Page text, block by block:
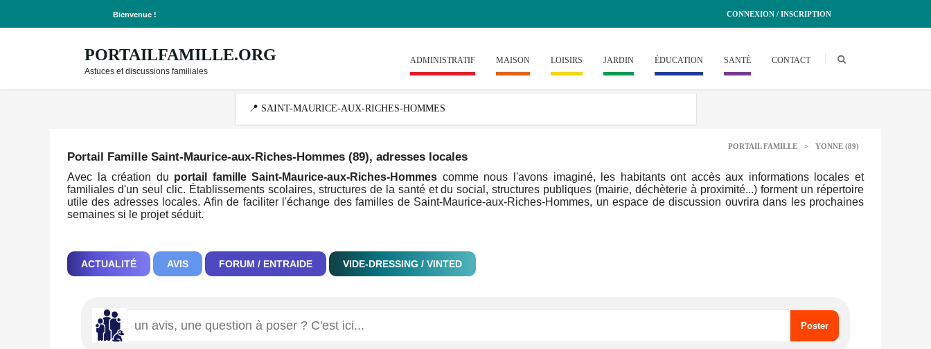
Bienvenue ! CONNEXION / INSCRIPTION
PORTAILFAMILLE.ORG
Astuces et discussions familiales
ADMINISTRATIF MAISON LOISIRS JARDIN ÉDUCATION SANTÉ CONTACT
PORTAIL FAMILLE > YONNE (89)
Portail Famille Saint-Maurice-aux-Riches-Hommes (89), adresses locales
Avec la création du portail famille Saint-Maurice-aux-Riches-Hommes comme nous l'avons imaginé, les habitants ont accès aux informations locales et
familiales d'un seul clic. Établissements scolaires, structures de la santé et du social, structures publiques (mairie, déchèterie à proximité...) forment un répertoire
utile des adresses locales. Afin de faciliter l'échange des familles de Saint-Maurice-aux-Riches-Hommes, un espace de discussion ouvrira dans les prochaines
semaines si le projet séduit.
ACTUALITÉ AVIS FORUM / ENTRAIDE VIDE-DRESSING / VINTED